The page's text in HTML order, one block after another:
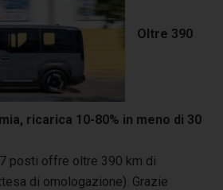
Oltre 390
ricarica 10-80% in meno di 30
posti offre oltre 390 km di
di omologazione). Grazie